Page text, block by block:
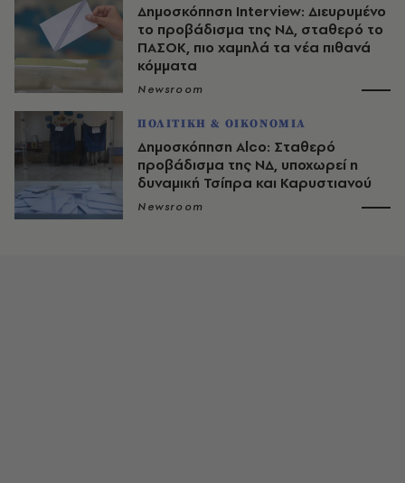
Δημοσκόπηση Interview: Διευρυμένο
το προβάδισμα της ΝΔ, σταθερό το
ΠΑΣΟΚ, πιο χαμηλά τα νέα πιθανά
κόμματα
Newsroom
ΠΟΛΙΤΙΚΗ & ΟΙΚΟΝΟΜΙΑ
Δημοσκόπηση Alco: Σταθερό
προβάδισμα της ΝΔ, υποχωρεί η
δυναμική Τσίπρα και Καρυστιανού
Newsroom